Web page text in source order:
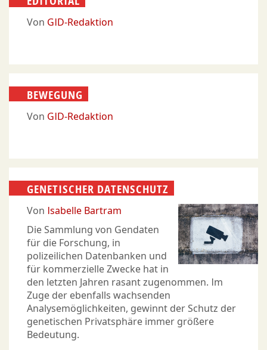
Von GID-Redaktion
BEWEGUNG
Von GID-Redaktion
GENETISCHER DATENSCHUTZ
Von Isabelle Bartram
Die Sammlung von Gendaten
für die Forschung, in
polizeilichen Datenbanken und
für kommerzielle Zwecke hat in
den letzten Jahren rasant zugenommen. Im
Zuge der ebenfalls wachsenden
Analysemöglichkeiten, gewinnt der Schutz der
genetischen Privatsphäre immer größere
Bedeutung.